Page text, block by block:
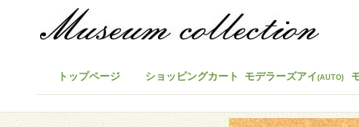
トップページ ショッピングカート モデラーズアイ(AUTO)